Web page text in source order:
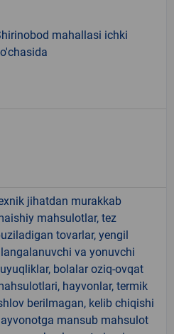
mahallasi ichki
jihatdan murakkab
mahsulotlar, tez
tovarlar, yengil
va yonuvchi
bolalar oziq-ovqat
hayvonlar, termik
berilmagan, kelib chiqishi
mansub mahsulot